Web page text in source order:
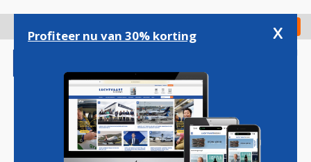
gaan
Check in
Profiteer nu van 30% korting x